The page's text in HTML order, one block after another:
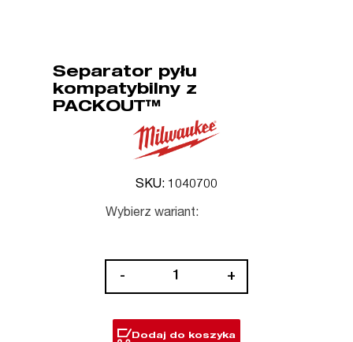
Separator pyłu
kompatybilny z
PACKOUT™
SKU: 1040700
Wybierz wariant:
-
kompatybilny
+
Dodaj do koszyka